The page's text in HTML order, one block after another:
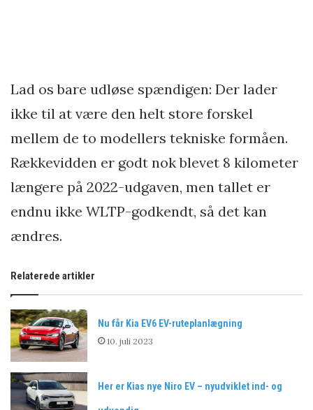
Lad os bare udløse spændigen: Der lader
ikke til at være den helt store forskel
mellem de to modellers tekniske formåen.
Rækkevidden er godt nok blevet 8 kilometer
længere på 2022-udgaven, men tallet er
endnu ikke WLTP-godkendt, så det kan
ændres.
Relaterede artikler
Nu får Kia EV6 EV-ruteplanlægning
10. juli 2023
Her er Kias nye Niro EV – nyudviklet ind- og